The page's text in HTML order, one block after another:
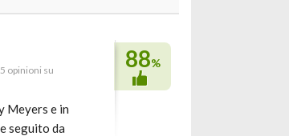
5 opinioni su
Meyers e in
seguito da
88%